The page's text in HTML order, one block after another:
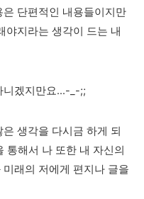
단편적인 내용들이지만
야지라는 생각이 드는 내
니겠지만요...-_-;;
생각을 다시금 하게 되
통해서 나 또한 내 자신의
래의 저에게 편지나 글을